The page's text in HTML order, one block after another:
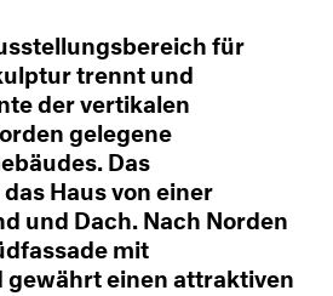
für
trennt und
der vertikalen
gelegene
Das
Haus von einer
und Dach. Nach Norden
mit
einen attraktiven